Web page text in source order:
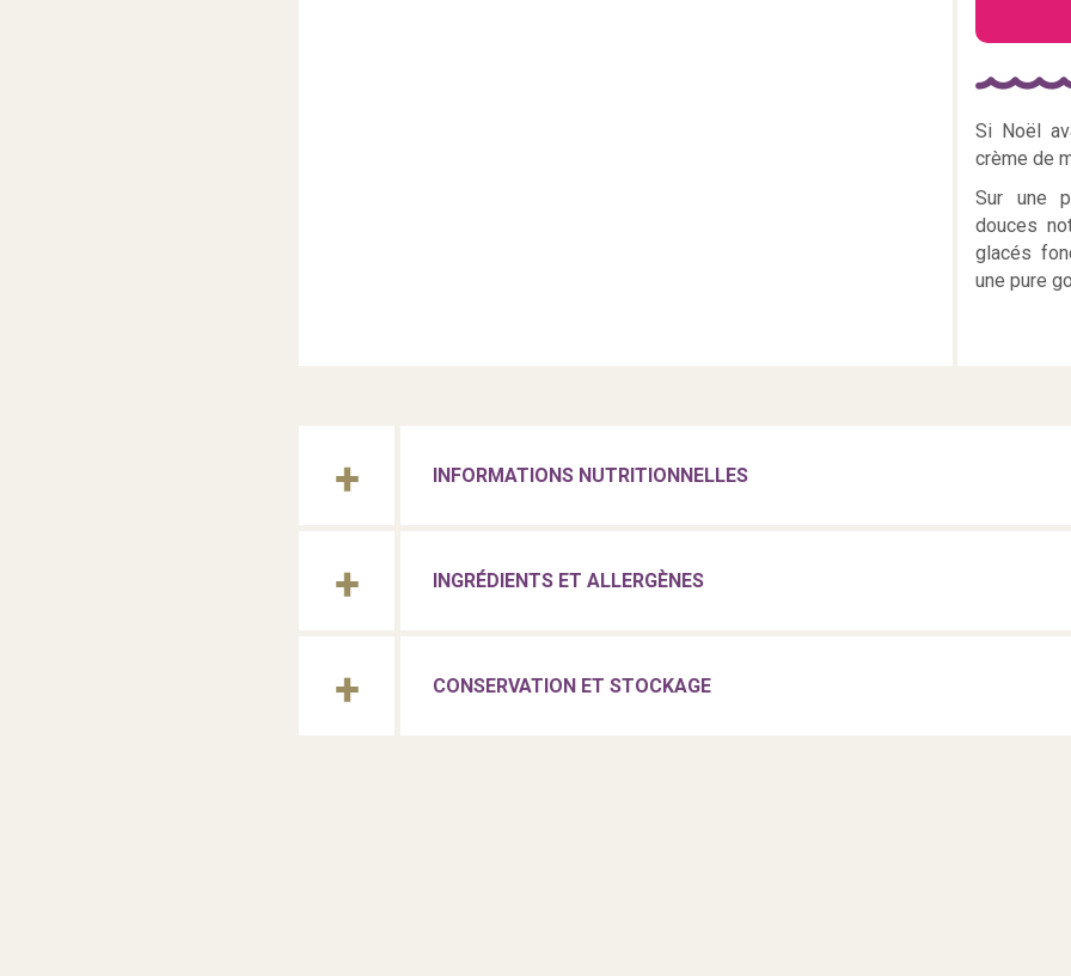
Si Noël
crème de
Sur une
douces
glacés
une pure
INFORMATIONS NUTRITIONNELLES
INGRÉDIENTS ET ALLERGÈNES
CONSERVATION ET STOCKAGE